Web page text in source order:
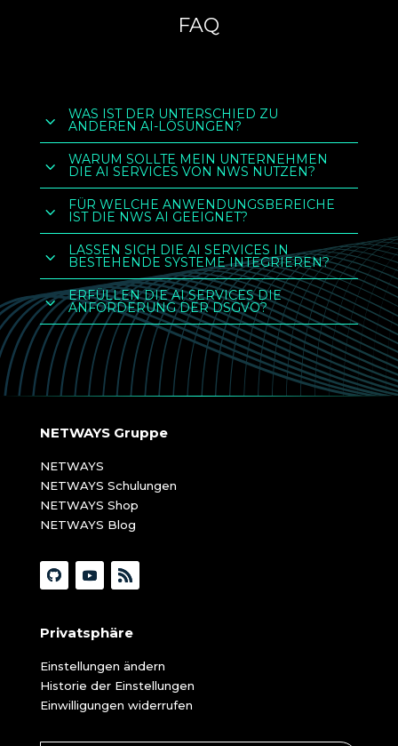
FAQ
3 WAS IST DER UNTERSCHIED ZU
ANDEREN AI-LÖSUNGEN?
3 WARUM SOLLTE MEIN UNTERNEHMEN
DIE AI SERVICES VON NWS NUTZEN?
3 FÜR WELCHE ANWENDUNGSBEREICHE
IST DIE NWS AI GEEIGNET?
3 LASSEN SICH DIE AI SERVICES IN
BESTEHENDE SYSTEME INTEGRIEREN?
3 ERFÜLLEN DIE AI SERVICES DIE
ANFORDERUNG DER DSGVO?
NETWAYS Gruppe
NETWAYS
NETWAYS Schulungen
NETWAYS Shop
NETWAYS Blog
Privatsphäre
Einstellungen ändern
Historie der Einstellungen
Einwilligungen widerrufen